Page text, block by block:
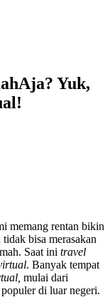
Yuk,
memang rentan bikin
bisa merasakan
Saat ini travel
. Banyak tempat
mulai dari
di luar negeri.